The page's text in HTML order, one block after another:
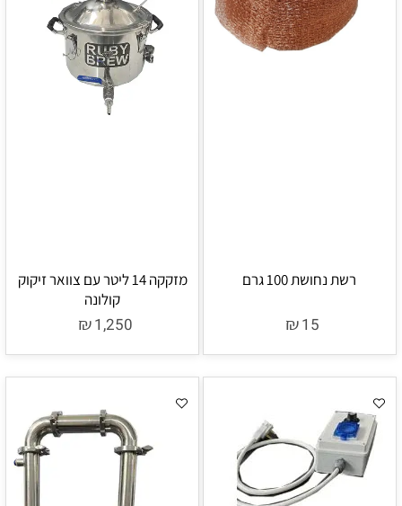
רשת נחושת 100 גרם
₪15
מזקקה 14 ליטר עם צוואר זיקוק
קולונה
₪1,250